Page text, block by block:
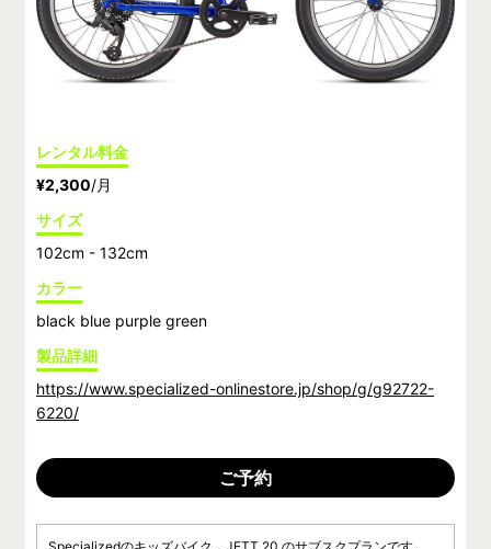
レンタル料金
¥2,300/月
サイズ
102cm - 132cm
カラー
black blue purple green
製品詳細
https://www.specialized-onlinestore.jp/shop/g/g92722-
6220/
ご予約